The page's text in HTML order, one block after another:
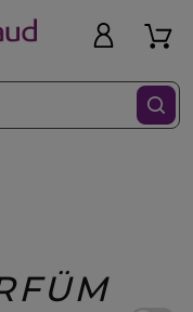
Promotions
Szűrő